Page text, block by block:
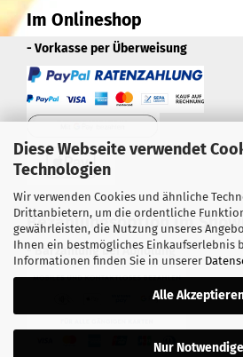
Diese Webseite verwendet
Technologien
Wir verwenden Cookies und ähnliche
Drittanbietern, um die ordentliche
gewährleisten, die Nutzung unseres
Ihnen ein bestmögliches Einkaufserlebnis
Informationen finden Sie in unserer
Alle
Nur Notwendige
Im Onlineshop
- Vorkasse per Überweisung
Bezahlungsoption im
- Barzahlung bei Abholung